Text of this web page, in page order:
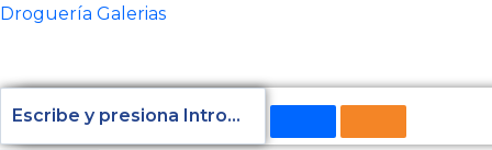
Ir
Droguería Galerias
LAMOTRIGINA
TABLETAS
Total